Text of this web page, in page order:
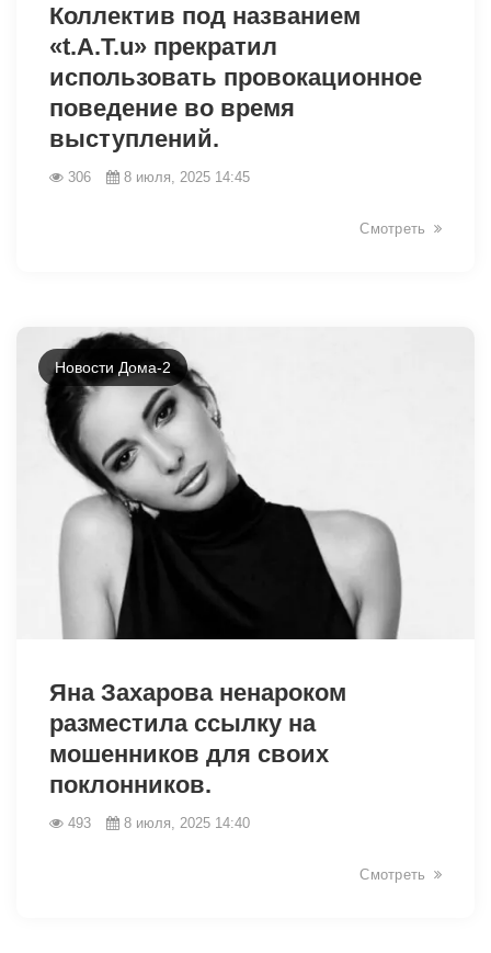
Коллектив под названием
«t.A.T.u» прекратил
использовать провокационное
поведение во время
выступлений.
306 8 июля, 2025 14:45
Смотреть
6204
Новости Дома-2
Яна Захарова ненароком
разместила ссылку на
мошенников для своих
поклонников.
493 8 июля, 2025 14:40
Смотреть